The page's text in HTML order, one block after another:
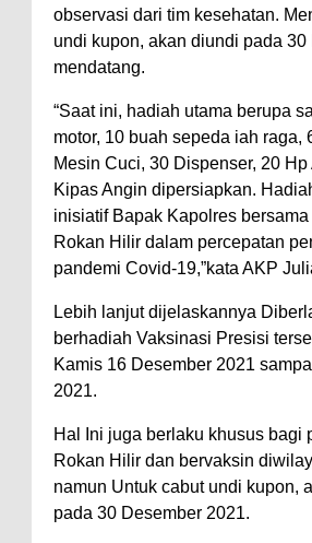
observasi dari tim kesehatan.
undi kupon, akan diundi pada 30
mendatang.
“Saat ini, hadiah utama berupa
motor, 10 buah sepeda iah raga,
Mesin Cuci, 30 Dispenser, 20
Kipas Angin dipersiapkan.
inisiatif Bapak Kapolres
Rokan Hilir dalam percepatan
pandemi Covid-19,”kata AKP
Lebih lanjut dijelaskannya
berhadiah Vaksinasi Presisi
Kamis 16 Desember 2021
2021.
Hal Ini juga berlaku khusus bagi
Rokan Hilir dan bervaksin
namun Untuk cabut undi kupon,
pada 30 Desember 2021.